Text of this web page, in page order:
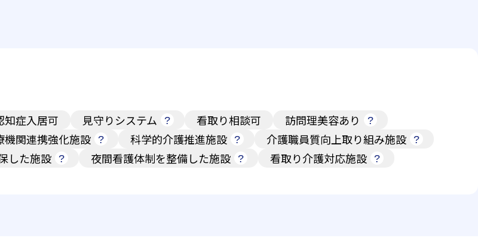
知症入居可 見守りシステム 看取り相談可
訪問理美容あり
機関連携強化施設 科学的介護推進施設
介護職員質向上取り組み施設
した施設 夜間看護体制を整備した施設 看取り介護対応施設